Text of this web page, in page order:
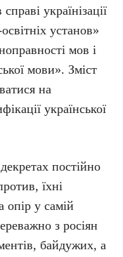
українізації
установ»
мов і
мови». Зміст
на
української
постійно
їхні
опір у самій
з росіян
байдужих, а